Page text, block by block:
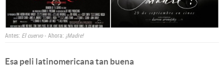
Antes: El cuervo- Ahora: ¡Madre!
Esa peli latinomericana tan buena